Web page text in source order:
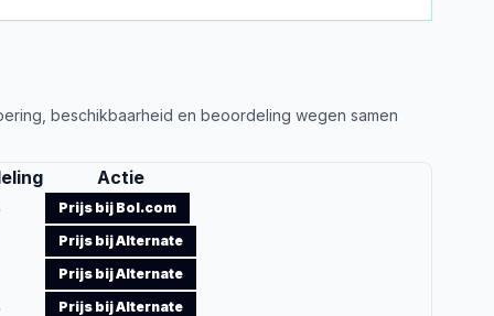
beschikbaarheid en beoordeling wegen samen
Actie
Prijs bij Bol.com
Prijs bij Alternate
Prijs bij Alternate
Prijs bij Alternate